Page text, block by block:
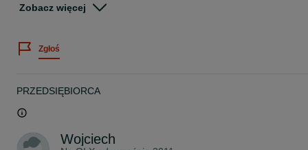
Solidne wykonanie
ul. Włocławska 51, 62-560 Skulsk
Zobacz więcej
Zgłoś
PRZEDSIĘBIORCA
Wojciech